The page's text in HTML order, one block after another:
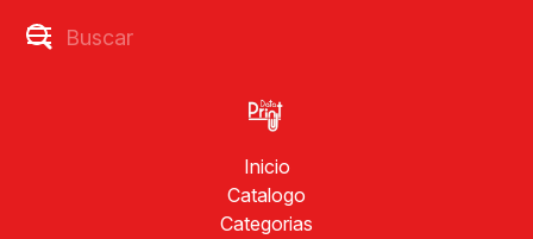
Inicio
Catalogo
Categorias